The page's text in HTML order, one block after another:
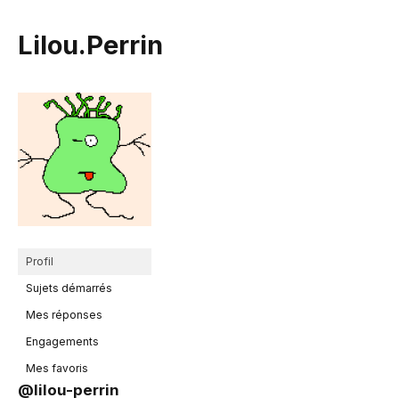
Lilou.Perrin
Profil
Sujets démarrés
Mes réponses
Engagements
Mes favoris
@lilou-perrin